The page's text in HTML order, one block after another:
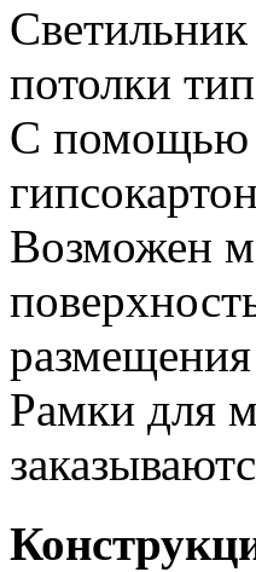
Светильник
потолки
С помощью
Возможен
Рамки для